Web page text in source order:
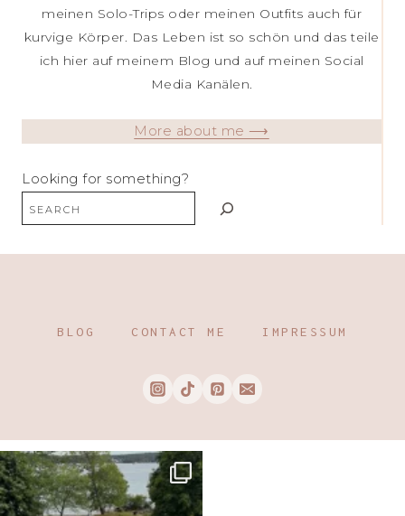
meinen Solo-Trips oder meinen Outfits auch für
kurvige Körper. Das Leben ist so schön und das teile
ich hier auf meinem Blog und auf meinen Social
Media Kanälen.
More about me ⟶
Looking for something?
BLOG CONTACT ME IMPRESSUM